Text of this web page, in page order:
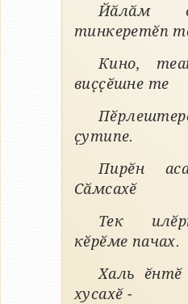
Йӑлӑм
тинкеретӗп
Кино,
виҫҫӗшне те
ҫутипе.
Пирӗн
Сӑмсахӗ
Тек
кӗрӗме пачах.
Халь ӗнтӗ
хусахӗ -